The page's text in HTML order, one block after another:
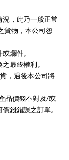
，此乃一般正常
貨物，本公司恕
爛件。
最終權利。
，過後本公司將
品價錢不對及/或
錢錯誤之訂單。